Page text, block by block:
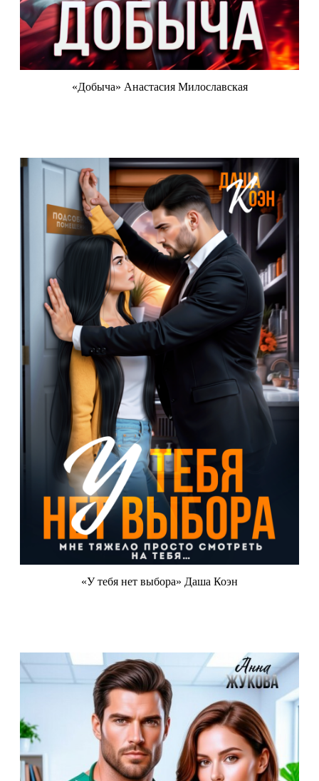
«Добыча» Анастасия Милославская
«У тебя нет выбора» Даша Коэн